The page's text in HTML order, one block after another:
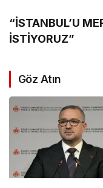
“İSTANBUL’U
İSTİYORUZ”
Göz Atın